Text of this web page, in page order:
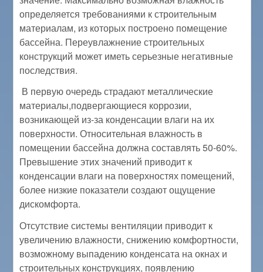
определяется требованиями к строительным
материалам, из которых построено помещение
бассейна. Переувлажнение строительных
конструкций может иметь серьезные негативные
последствия.
В первую очередь страдают металлические
материалы,подвергающиеся коррозии,
возникающей из-за конденсации влаги на их
поверхности. Относительная влажность в
помещении бассейна должна составлять 50-60%.
Превышение этих значений приводит к
конденсации влаги на поверхностях помещений,
более низкие показатели создают ощущение
дискомфорта.
Отсутствие системы вентиляции приводит к
увеличению влажности, снижению комфортности,
возможному выпадению конденсата на окнах и
строительных конструкциях, появлению